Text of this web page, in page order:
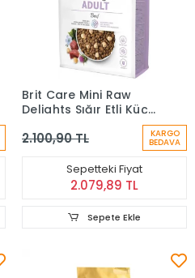
Brit Care Mini Raw
Delights Sığır Etli Küçük
Köpek Maması 2 Kg
2.100,90 TL KARGO
BEDAVA
Sepetteki Fiyat
2.079,89 TL
Sepete Ekle